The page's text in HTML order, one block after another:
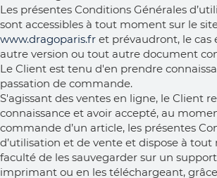
Les présentes Conditions Générales
sont accessibles à tout moment sur le
www.dragoparis.fr et prévaudront, le cas
autre version ou tout autre document
Le Client est tenu d'en prendre
passation de commande.
S'agissant des ventes en ligne, le Client
connaissance et avoir accepté, au
commande d’un article, les présentes
d’utilisation et de vente et dispose à
faculté de les sauvegarder sur un
imprimant ou en les téléchargeant,